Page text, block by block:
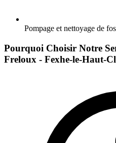
Pompage et nettoyage de
Pourquoi Choisir Notre
Freloux - Fexhe-le-Haut-